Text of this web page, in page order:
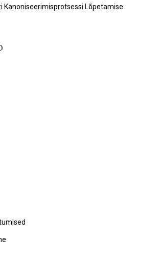
Kanoniseerimisprotsessi Lõpetamise